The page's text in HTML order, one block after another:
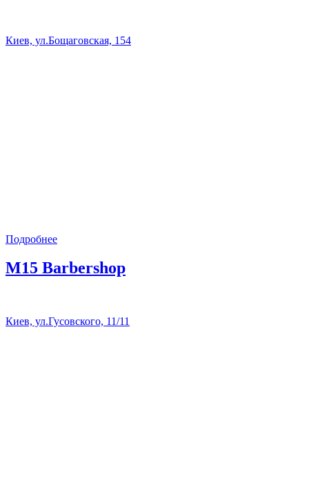
Киев, ул.Бощаговская, 154
Подробнее
M15 Barbershop
Киев, ул.Гусовского, 11/11